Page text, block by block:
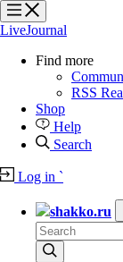
?
?
?
?
LiveJournal
Find more
RSS
Shop
Help
Search
Log in `
shakko.ru